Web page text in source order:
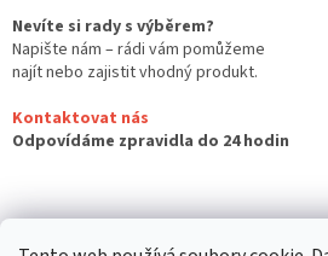
Nevíte si rady s výběrem?
Napište nám – rádi vám pomůžeme
najít nebo zajistit vhodný produkt.
Kontaktovat nás
Odpovídáme zpravidla do 24 hodin